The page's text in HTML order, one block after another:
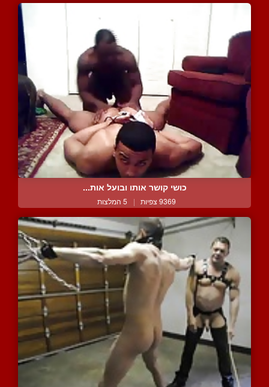
כושי קושר אותו ובועל אות...
9369 צפיות | 5 המלצות